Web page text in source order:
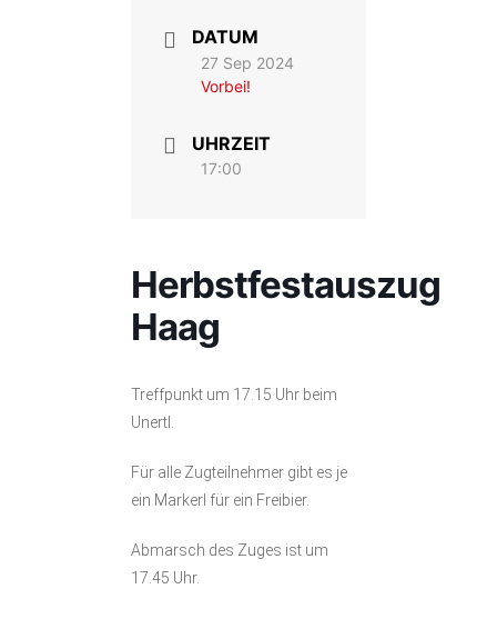
DATUM
27 Sep 2024
Vorbei!
UHRZEIT
17:00
Herbstfestauszug
Haag
Treffpunkt um 17.15 Uhr beim
Unertl.
Für alle Zugteilnehmer gibt es je
ein Markerl für ein Freibier.
Abmarsch des Zuges ist um
17.45 Uhr.